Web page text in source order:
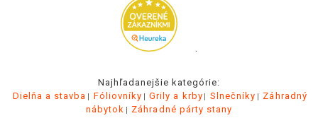
.
Najhľadanejšie kategórie:
Dielňa a stavba
Fóliovníky Grily a krby Slnečníky
Záhradný
nábytok
Záhradné párty stany